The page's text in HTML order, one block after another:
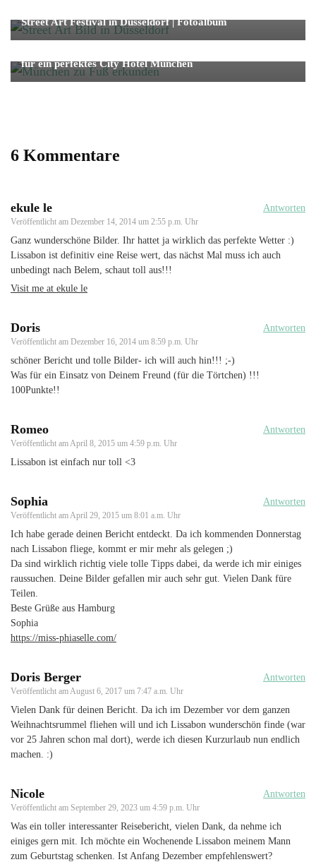
Street Art Festival in Düsseldorf | Fotoalbum
Reise Städtetrip
für ein perfektes City Hotel München
6 Kommentare
ekule le
Veröffentlicht am Dezember 14, 2014 um 2:55 p.m. Uhr
Antworten
Ganz wunderschöne Bilder. Ihr hattet ja wirklich das perfekte Wetter :)
Lissabon ist definitiv eine Reise wert, das nächst Mal muss ich auch
unbedingt nach Belem, schaut toll aus!!!
Visit me at ekule le
Doris
Veröffentlicht am Dezember 16, 2014 um 8:59 p.m. Uhr
Antworten
schöner Bericht und tolle Bilder- ich will auch hin!!! ;-)
Was für ein Einsatz von Deinem Freund (für die Törtchen) !!!
100Punkte!!
Romeo
Veröffentlicht amApril 8, 2015 um 4:59 p.m. Uhr
Antworten
Lissabon ist einfach nur toll <3
Sophia
Veröffentlicht amApril 29, 2015 um 8:01 a.m. Uhr
Antworten
Ich habe gerade deinen Bericht entdeckt. Da ich kommenden Donnerstag
nach Lissabon fliege, kommt er mir mehr als gelegen ;)
Da sind wirklich richtig viele tolle Tipps dabei, da werde ich mir einiges
raussuchen. Deine Bilder gefallen mir auch sehr gut. Vielen Dank füre
Teilen.
Beste Grüße aus Hamburg
Sophia
https://miss-phiaselle.com/
Doris Berger
Veröffentlicht amAugust 6, 2017 um 7:47 a.m. Uhr
Antworten
Vielen Dank für deinen Bericht. Da ich im Dezember vor dem ganzen
Weihnachtsrummel fliehen will und ich Lissabon wunderschön finde (war
vor 25 Jahren schon mal dort), werde ich diesen Kurzurlaub nun endlich
machen. :)
Nicole
Veröffentlicht am September 29, 2023 um 4:59 p.m. Uhr
Antworten
Was ein toller interessanter Reisebericht, vielen Dank, da nehme ich
einiges gern mit. Ich möchte ein Wochenende Lissabon meinem Mann
zum Geburtstag schenken. Ist Anfang Dezember empfehlenswert?